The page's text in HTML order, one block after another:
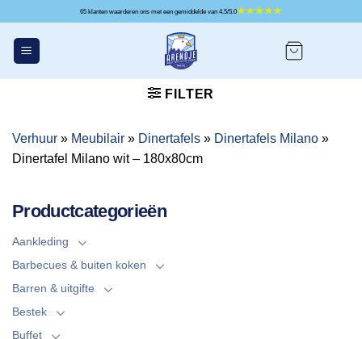
inhoud
65 klanten waarderen ons met een gemiddelde van 4.5/5.0
FILTER
Verhuur » Meubilair » Dinertafels » Dinertafels Milano »
Dinertafel Milano wit – 180x80cm
Productcategorieën
Aankleding
Barbecues & buiten koken
Barren & uitgifte
Bestek
Buffet